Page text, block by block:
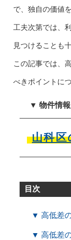
で、独自の価値
工夫次第では、
見つけることも
この記事では、
べきポイントに
▼ 物件情
山科区
目次
▼ 高低差
▼ 高低差